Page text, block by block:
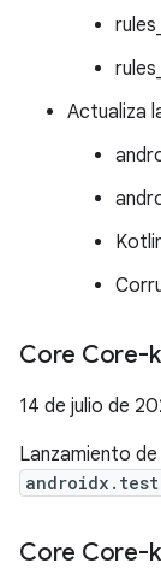
Actualiza
Core Core-
14 de julio de
Lanzamiento de
Core Core-